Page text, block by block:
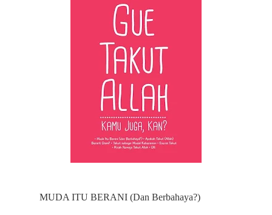
MUDA ITU BERANI (Dan Berbahaya?)